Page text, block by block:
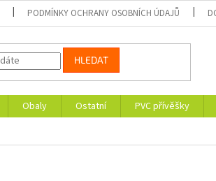
PODMÍNKY OCHRANY OSOBNÍCH ÚDAJŮ
HLEDAT
Obaly Ostatní PVC přívěšky